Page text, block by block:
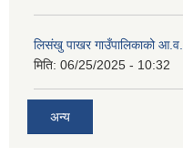
लिसंखु पाखर गाउँपालिकाको आ.व.
मिति: 06/25/2025 - 10:32
अन्य